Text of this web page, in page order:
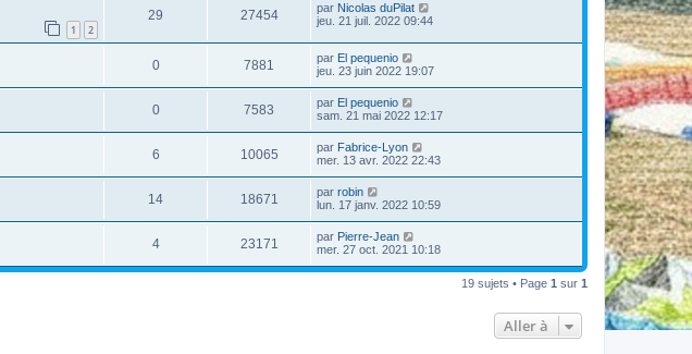
1 2
29 27454 par Nicolas duPilat
jeu. 21 juil. 2022 09:44
0 7881 par El pequenio
jeu. 23 juin 2022 19:07
0 7583 par El pequenio
sam. 21 mai 2022 12:17
6 10065 par Fabrice-Lyon
mer. 13 avr. 2022 22:43
14 18671 par robin
lun. 17 janv. 2022 10:59
4 23171 par Pierre-Jean
mer. 27 oct. 2021 10:18
19 sujets • Page 1 sur 1
Aller à